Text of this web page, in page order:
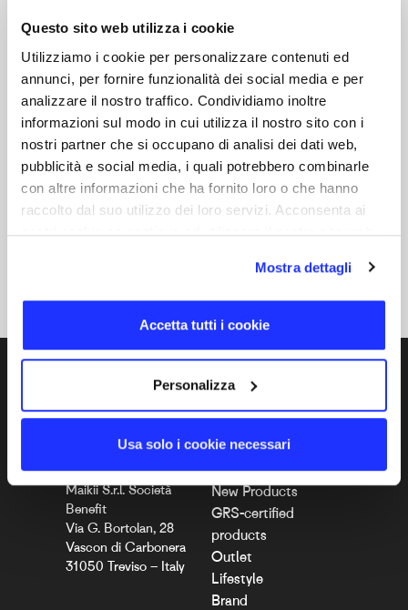
Questo sito web utilizza i cookie
Utilizziamo i cookie per personalizzare contenuti ed
annunci, per fornire funzionalità dei social media e per
analizzare il nostro traffico. Condividiamo inoltre
informazioni sul modo in cui utilizza il nostro sito con i
nostri partner che si occupano di analisi dei dati web,
pubblicità e social media, i quali potrebbero combinarle
con altre informazioni che ha fornito loro o che hanno
raccolto dal suo utilizzo dei loro servizi. Acconsenta ai
nostri cookie se continua ad utilizzare il nostro sito web.
Mostra dettagli
Accetta tutti i cookie
Personalizza
Usa solo i cookie necessari
Maikii S.r.l. Società
Benefit
Via G. Bortolan, 28
Vascon di Carbonera
31050 Treviso – Italy
New Products
GRS-certified
products
Outlet
Lifestyle
Brand
EN